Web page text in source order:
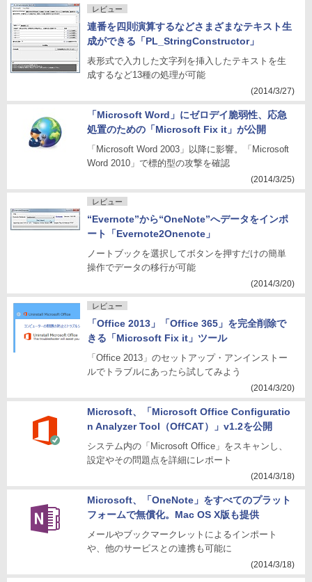
レビュー
連番を四則演算するなどさまざまなテキスト生
成ができる「PL_StringConstructor」
表形式で入力した文字列を挿入したテキストを生
成するなど13種の処理が可能
(2014/3/27)
「Microsoft Word」にゼロデイ脆弱性、応急
処置のための「Microsoft Fix it」が公開
「Microsoft Word 2003」以降に影響。「Microsoft
Word 2010」で標的型の攻撃を確認
(2014/3/25)
レビュー
“Evernote”から“OneNote”へデータをインポ
ート「Evernote2Onenote」
ノートブックを選択してボタンを押すだけの簡単
操作でデータの移行が可能
(2014/3/20)
レビュー
「Office 2013」「Office 365」を完全削除で
きる「Microsoft Fix it」ツール
「Office 2013」のセットアップ・アンインストー
ルでトラブルにあったら試してみよう
(2014/3/20)
Microsoft、「Microsoft Office Configuratio
n Analyzer Tool（OffCAT）」v1.2を公開
システム内の「Microsoft Office」をスキャンし、
設定やその問題点を詳細にレポート
(2014/3/18)
Microsoft、「OneNote」をすべてのプラット
フォームで無償化。Mac OS X版も提供
メールやブックマークレットによるインポート
や、他のサービスとの連携も可能に
(2014/3/18)